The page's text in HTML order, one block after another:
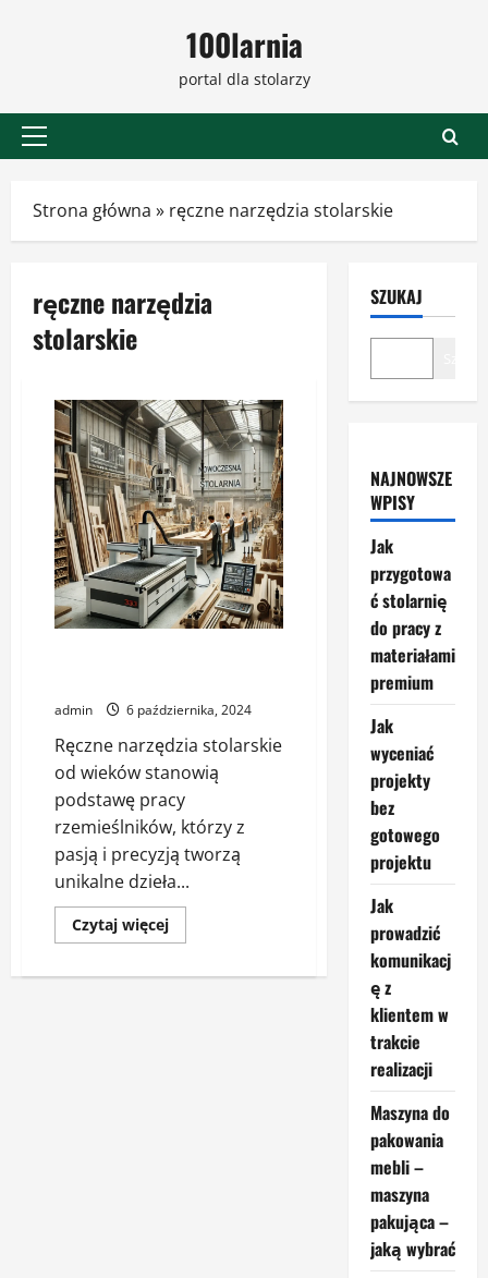
100larnia
portal dla stolarzy
Menu
Strona główna » ręczne narzędzia stolarskie
ręczne narzędzia
stolarskie
admin 6 października, 2024
Ręczne narzędzia stolarskie
od wieków stanowią
podstawę pracy
rzemieślników, którzy z
pasją i precyzją tworzą
unikalne dzieła...
Czytaj więcejDowiedz
się
Ręczne
SZUKAJ
NAJNOWSZE
WPISY
Jak
przygotowa
ć stolarnię
do pracy z
materiałami
premium
Jak
wyceniać
projekty
bez
gotowego
projektu
Jak
prowadzić
komunikacj
ę z
klientem w
trakcie
realizacji
Maszyna do
pakowania
mebli –
maszyna
pakująca –
jaką wybrać